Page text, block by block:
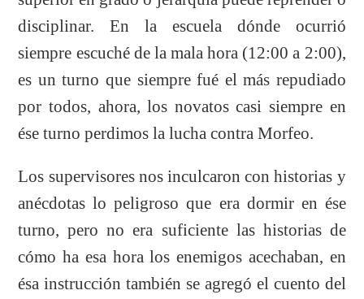
disciplinar. En la escuela dónde ocurrió
siempre escuché de la mala hora (12:00 a 2:00),
es un turno que siempre fué el más repudiado
por todos, ahora, los novatos casi siempre en
ése turno perdimos la lucha contra Morfeo.
Los supervisores nos inculcaron con historias y
anécdotas lo peligroso que era dormir en ése
turno, pero no era suficiente las historias de
cómo ha esa hora los enemigos acechaban, en
ésa instrucción también se agregó el cuento del